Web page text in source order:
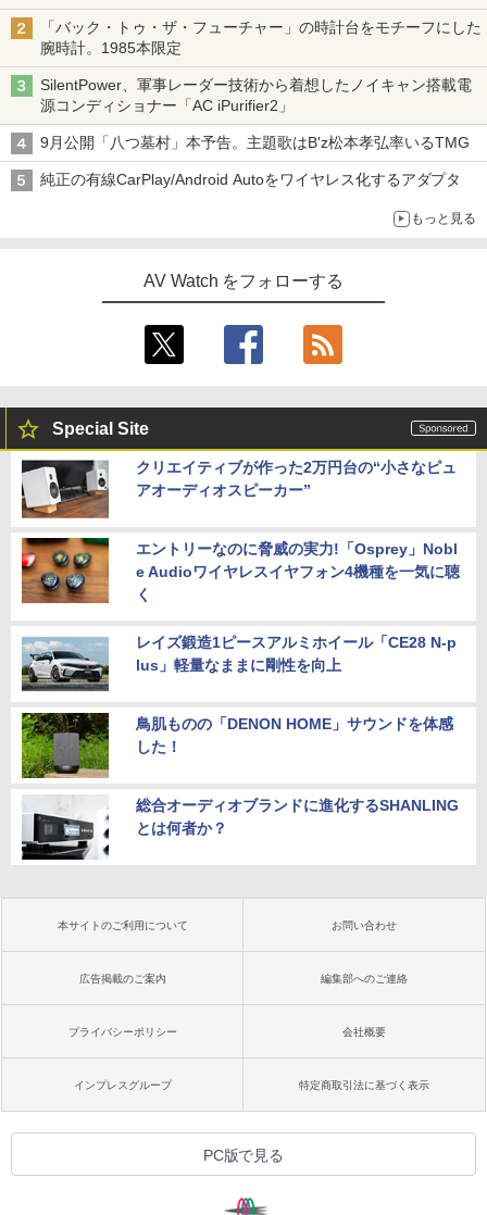
「バック・トゥ・ザ・フューチャー」の時計台をモチーフにした
腕時計。1985本限定
SilentPower、軍事レーダー技術から着想したノイキャン搭載電
源コンディショナー「AC iPurifier2」
9月公開「八つ墓村」本予告。主題歌はB'z松本孝弘率いるTMG
純正の有線CarPlay/Android Autoをワイヤレス化するアダプタ
もっと見る
AV Watch をフォローする
Special Site
クリエイティブが作った2万円台の“小さなピュ
アオーディオスピーカー”
エントリーなのに脅威の実力!「Osprey」Nobl
e Audioワイヤレスイヤフォン4機種を一気に聴
く
レイズ鍛造1ピースアルミホイール「CE28 N-p
lus」軽量なままに剛性を向上
鳥肌ものの「DENON HOME」サウンドを体感
した！
総合オーディオブランドに進化するSHANLING
とは何者か？
本サイトのご利用について お問い合わせ
広告掲載のご案内 編集部へのご連絡
プライバシーポリシー 会社概要
インプレスグループ 特定商取引法に基づく表示
PC版で見る